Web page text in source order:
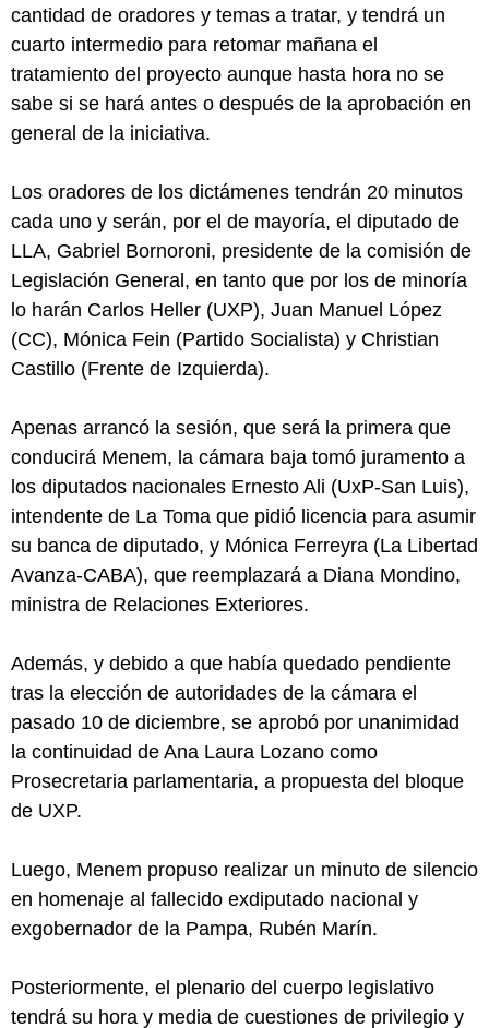
cantidad de oradores y temas a tratar, y tendrá un
cuarto intermedio para retomar mañana el
tratamiento del proyecto aunque hasta hora no se
sabe si se hará antes o después de la aprobación en
general de la iniciativa.
Los oradores de los dictámenes tendrán 20 minutos
cada uno y serán, por el de mayoría, el diputado de
LLA, Gabriel Bornoroni, presidente de la comisión de
Legislación General, en tanto que por los de minoría
lo harán Carlos Heller (UXP), Juan Manuel López
(CC), Mónica Fein (Partido Socialista) y Christian
Castillo (Frente de Izquierda).
Apenas arrancó la sesión, que será la primera que
conducirá Menem, la cámara baja tomó juramento a
los diputados nacionales Ernesto Ali (UxP-San Luis),
intendente de La Toma que pidió licencia para asumir
su banca de diputado, y Mónica Ferreyra (La Libertad
Avanza-CABA), que reemplazará a Diana Mondino,
ministra de Relaciones Exteriores.
Además, y debido a que había quedado pendiente
tras la elección de autoridades de la cámara el
pasado 10 de diciembre, se aprobó por unanimidad
la continuidad de Ana Laura Lozano como
Prosecretaria parlamentaria, a propuesta del bloque
de UXP.
Luego, Menem propuso realizar un minuto de silencio
en homenaje al fallecido exdiputado nacional y
exgobernador de la Pampa, Rubén Marín.
Posteriormente, el plenario del cuerpo legislativo
tendrá su hora y media de cuestiones de privilegio y